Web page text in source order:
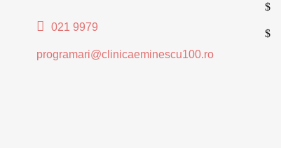
021 9979
programari@clinicaeminescu100.ro